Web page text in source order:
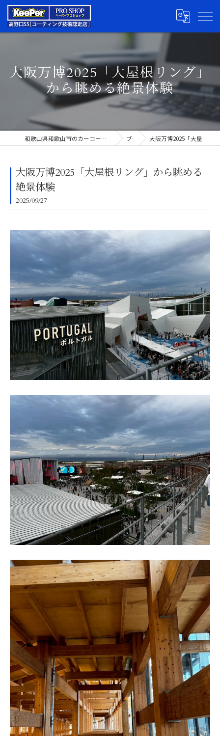
大阪万博2025「大屋根リング」
から眺める絶景体験
和歌山県和歌山市のカーコーティングならキーパープロショップ高野口SS ブログ 大阪万博2025「大屋根リング」から眺める絶景体験
大阪万博2025「大屋根リング」から眺める
絶景体験
2025/09/27